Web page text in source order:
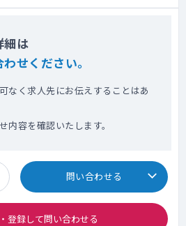
細は
せください。
なく求人先にお伝えすることはあ
内容を確認いたします。
問い合わせる
登録して問い合わせる